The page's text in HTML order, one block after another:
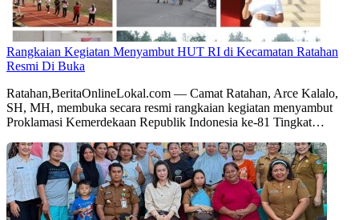
Rangkaian Kegiatan Menyambut HUT RI di Kecamatan Ratahan
Resmi Di Buka
Ratahan,BeritaOnlineLokal.com — Camat Ratahan, Arce Kalalo,
SH, MH, membuka secara resmi rangkaian kegiatan menyambut
Proklamasi Kemerdekaan Republik Indonesia ke-81 Tingkat…